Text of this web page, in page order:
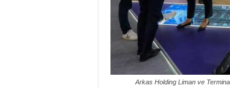
Arkas Holding Liman ve